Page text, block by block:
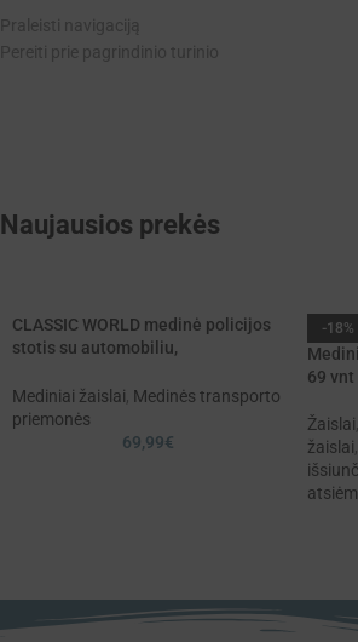
Praleisti navigaciją
Pereiti prie pagrindinio turinio
Naujausios prekės
CLASSIC WORLD medinė policijos
stotis su automobiliu,
dalių rinkinys vaikams
Mediniai žaislai, Medinės transporto
priemonės
69,99€
-18%
69 vnt
Žaislai,
žaislai,